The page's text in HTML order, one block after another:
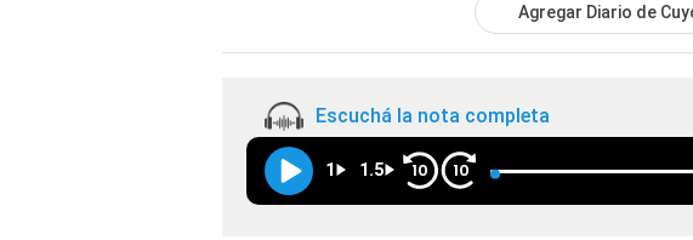
Agregar Diario de
Escuchá la nota completa
1 1.5 10 10